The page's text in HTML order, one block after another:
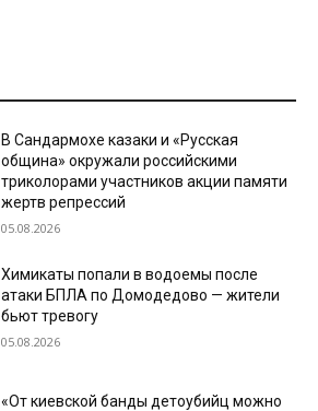
В Сандармохе казаки и «Русская
община» окружали российскими
триколорами участников акции памяти
жертв репрессий
05.08.2026
Химикаты попали в водоемы после
атаки БПЛА по Домодедово — жители
бьют тревогу
05.08.2026
«От киевской банды детоубийц можно